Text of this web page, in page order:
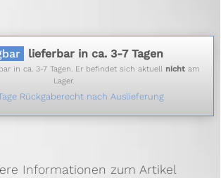
lieferbar in ca. 3-7 Tagen
in ca. 3-7 Tagen. Er befindet sich aktuell nicht am
Lager.
Rückgaberecht nach Auslieferung
Informationen zum Artikel